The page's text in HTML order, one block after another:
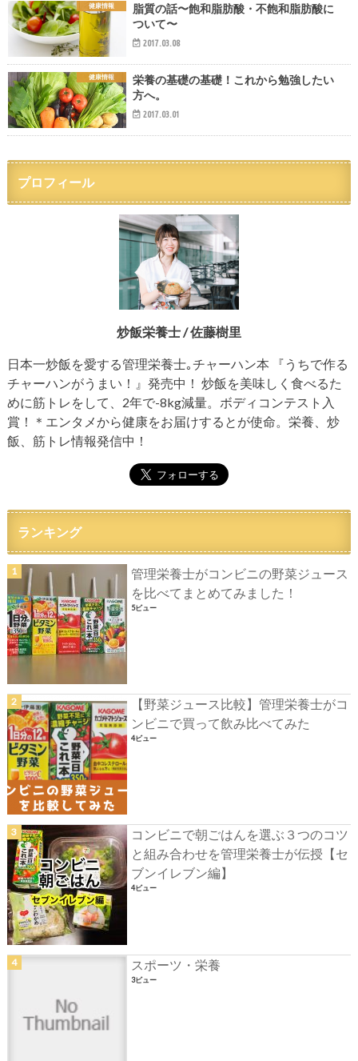
健康情報
脂質の話〜飽和脂肪酸・不飽和脂肪酸に
ついて〜
2017.03.08
健康情報
栄養の基礎の基礎！これから勉強したい
方へ。
2017.03.01
プロフィール
炒飯栄養士 / 佐藤樹里
日本一炒飯を愛する管理栄養士｡チャーハン本 『うちで作る
チャーハンがうまい！』発売中！ 炒飯を美味しく食べるた
めに筋トレをして、2年で-8kg減量。ボディコンテスト入
賞！＊エンタメから健康をお届けするとが使命。栄養、炒
飯、筋トレ情報発信中！
ランキング
管理栄養士がコンビニの野菜ジュース
を比べてまとめてみました！
5ビュー
【野菜ジュース比較】管理栄養士がコ
ンビニで買って飲み比べてみた
4ビュー
コンビニで朝ごはんを選ぶ３つのコツ
と組み合わせを管理栄養士が伝授【セ
ブンイレブン編】
4ビュー
スポーツ・栄養
3ビュー